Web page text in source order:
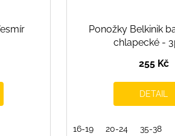
Ponožky Belkinik
chlapecké -
255 Kč
DETAIL
16-19 20-24 35-38